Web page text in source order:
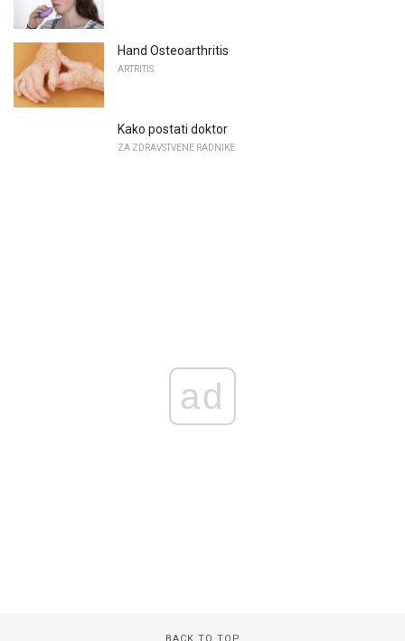
Hand Osteoarthritis
ARTRITIS
Kako postati doktor
ZA ZDRAVSTVENE RADNIKE
ad